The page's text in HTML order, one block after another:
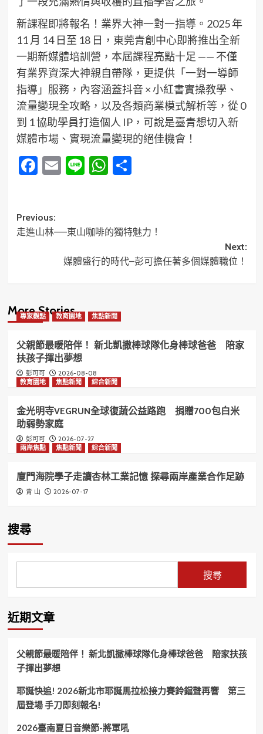
新課程即將報名！業界大神一對一指導​。2025 年
11 月 14 日至 18 日，東莞青創中心即將推出全新
一期新媒體培訓營，本屆課程亮點十足 —— 不僅
有業界資深大神親自帶隊，更提供「一對一導師
指導」服務，內容涵蓋抖音 × 小紅書實操教學、
流量變現全攻略，以及各類商業模式解析等，從 0
到 1 協助學員打造個人 IP，可說是臺青想切入新
媒體市場、實現流量變現的絕佳機會！
Facebook
Email
LineWhatsApp
分
Post
navigation
Previous:
走進山林——東山咖啡的獨特魅力！
Next:
媒體盛行的時代–彭可擔任著多個媒體職位！
More Stories
專家觀點 教育園地 焦點新聞
父親節最暖陪伴！ 新北凱撒棒球隊化身棒球爸爸 陪家
扶孩子揮出夢想
彭可可
2026-08-08
教育園地
焦點新聞 綜合新聞
金光明寺VEGRUN全球復蔬公益路跑 捐贈700包白米
助弱勢家庭
彭可可
2026-07-27
兩岸焦點
焦點新聞 綜合新聞
廈門海院學子走讀杏林工業記憶 探尋兩岸產業合作足跡
青 山 2026-07-17
搜尋
搜尋
近期文章
父親節最暖陪伴！ 新北凱撒棒球隊化身棒球爸爸 陪家扶孩
子揮出夢想
耶誕快追! 2026新北市耶誕馬拉松接力賽鈴鐺聲再響 第三
屆登場 手刀即刻報名!
2026臺南夏日音樂節-將軍吼